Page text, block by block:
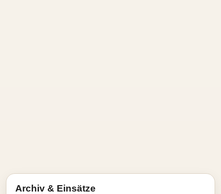
Archiv & Einsätze